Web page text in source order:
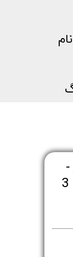
Babin Adult Cat Classic With Chicken - وزن 3